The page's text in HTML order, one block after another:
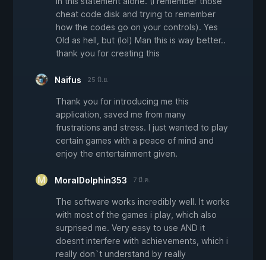
cheat code disk and trying to remember
how the codes go on your controls). Yes
Old as hell, but (lol) Man this is way better..
thank you for creating this
Naifus 25 มิ.ย.
Thank you for introducing me this
application, saved me from many
frustrations and stress. I just wanted to play
certain games with a peace of mind and
enjoy the entertainment given.
MoralDolphin353 7 มี.ค.
The software works incredibly well. It works
with most of the games i play, which also
surprised me. Very easy to use AND it
doesnt interfere with achievements, which i
really don`t understand by really